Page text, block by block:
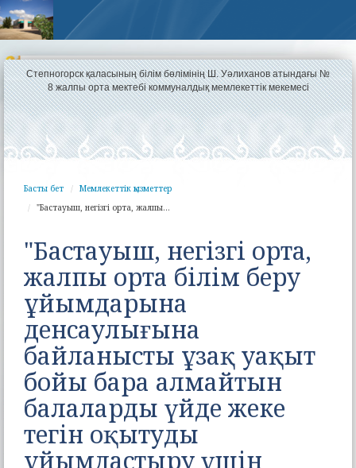
Степногорск қаласының білім бөлімінің Ш. Уәлиханов атындағы №
8 жалпы орта мектебі коммуналдық мемлекеттік мекемесі
Басты бет
Мемлекеттік қызметтер
"Бастауыш, негізгі орта, жалпы...
"Бастауыш, негізгі орта,
жалпы орта білім беру
ұйымдарына
денсаулығына
байланысты ұзақ уақыт
бойы бара алмайтын
балаларды үйде жеке
тегін оқытуды
ұйымдастыру үшін